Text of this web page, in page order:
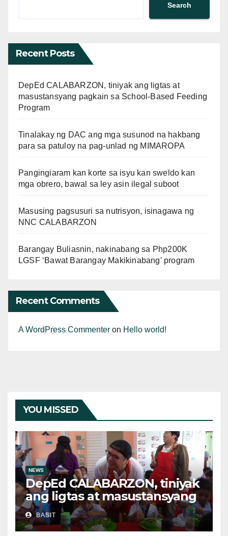
Search
Recent Posts
DepEd CALABARZON, tiniyak ang ligtas at
masustansyang pagkain sa School-Based Feeding
Program
Tinalakay ng DAC ang mga susunod na hakbang
para sa patuloy na pag-unlad ng MIMAROPA
Pangingiaram kan korte sa isyu kan sweldo kan
mga obrero, bawal sa ley asin ilegal suboot
Masusing pagsusuri sa nutrisyon, isinagawa ng
NNC CALABARZON
Barangay Buliasnin, nakinabang sa Php200K
LGSF ‘Bawat Barangay Makikinabang’ program
Recent Comments
A WordPress Commenter on Hello world!
YOU MISSED
NEWS
DepEd CALABARZON, tiniyak
ang ligtas at masustansyang
pagkain sa School-Based
Feeding Program
BASIT